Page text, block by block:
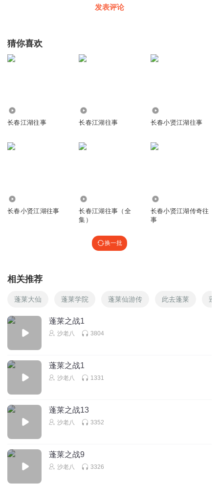
发表评论
猜你喜欢
长春江湖往事 长春江湖往事 长春小贤江湖往事
长春小贤江湖往事
长春江湖往事（全
集）
长春小贤江湖传奇往
事
换一批
相关推荐
蓬莱大仙 蓬莱学院 蓬莱仙游传 此去蓬莱 蓬
蓬莱之战1
沙老八 3804
蓬莱之战1
沙老八 1331
蓬莱之战13
沙老八 3352
蓬莱之战9
沙老八 3326